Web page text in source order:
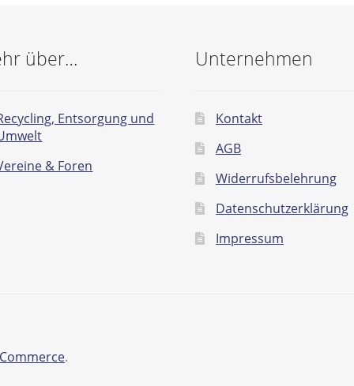
über…
Entsorgung und
& Foren
Unternehmen
Kontakt
AGB
Widerrufsbelehrung
Datenschutzerklärung
Impressum
.